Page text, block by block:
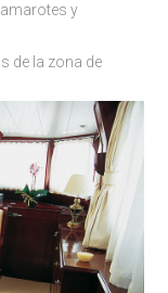
y
de la zona de